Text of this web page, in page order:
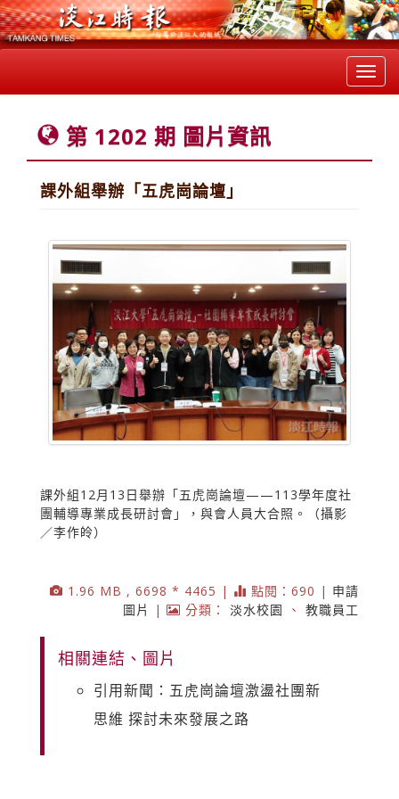
第 1202 期 圖片資訊
課外組舉辦「五虎崗論壇」
課外組12月13日舉辦「五虎崗論壇——113學年度社
團輔導專業成長研討會」，與會人員大合照。（攝影
／李作皊）
1.96 MB , 6698 * 4465 | 點閱：690 | 申請
圖片
| 分類： 淡水校園 、 教職員工
相關連結、圖片
引用新聞：五虎崗論壇激盪社團新
思維 探討未來發展之路